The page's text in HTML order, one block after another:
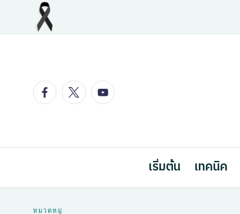
FacebookTwitterYoutube
เริ่มต้น เทคนิค